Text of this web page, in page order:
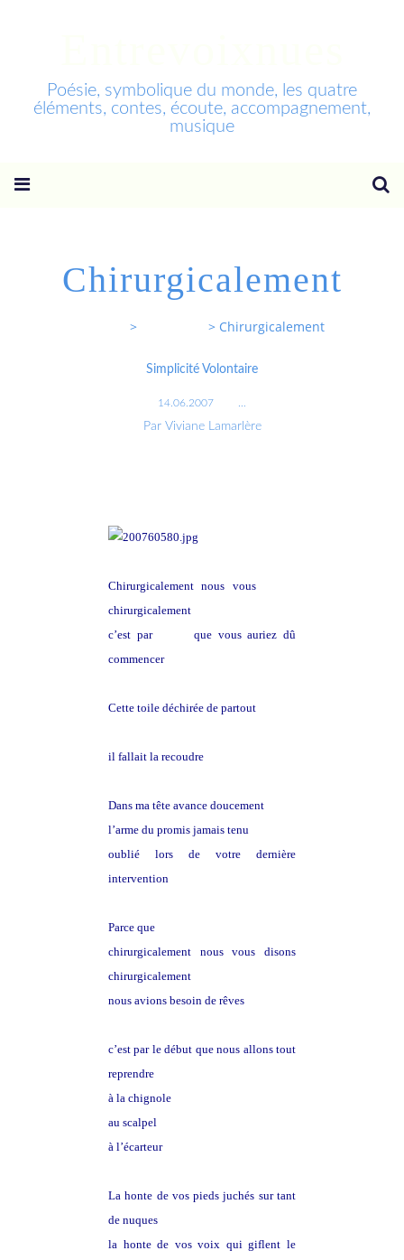
Poésie, symbolique du monde, les quatre
éléments, contes, écoute, accompagnement,
musique
Chirurgicalement
> > Chirurgicalement
Simplicité Volontaire
14.06.2007
Par Viviane Lamarlère
Chirurgicalement nous vous
chirurgicalement
c’est par
que vous auriez dû
commencer
Cette toile déchirée de partout
il fallait la recoudre
Dans ma tête avance doucement
l’arme du promis jamais tenu
oublié lors de votre dernière
intervention
Parce que
chirurgicalement nous vous disons
chirurgicalement
nous avions besoin de rêves
c’est par le début que nous allons tout
reprendre
à la chignole
au scalpel
à l’écarteur
La honte de vos pieds juchés sur tant
de nuques
la honte de vos voix qui giflent le